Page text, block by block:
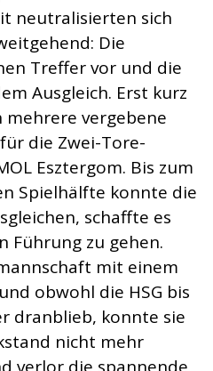
neutralisierten sich
Die
Treffer vor und die
Ausgleich. Erst kurz
mehrere vergebene
die Zwei-Tore-
Esztergom. Bis zum
Spielhälfte konnte die
schaffte es
Führung zu gehen.
mit einem
obwohl die HSG bis
dranblieb, konnte sie
nicht mehr